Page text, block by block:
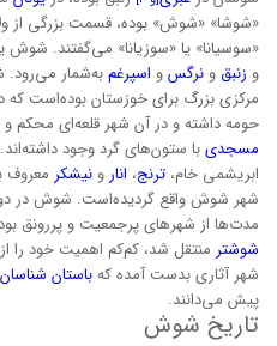
«شوشا» «شوش» بوده، قسمت بزرگی از
«سوسیانا» یا «سوزیانا» می‌گفتند. شوش
و زنبق و نرگسو اسپرغمبه‌شمار
مرکزی بزرگ برای خوزستان بوده‌است که
حومه داشته و در آن شهر قلعه‌ای محکم و
مسجدیبا ستون‌های گرد وجود
ابریشمی خام، ترنج، انار و نیشکر معروف
شهر شوش واقع گردیده‌است. شوش در
مدت‌ها از شهرهای پرجمعیت و پررونق
شوشتر منتقل شد، کم‌کم‌ اهمیت خود را
شهر آثاری بدست آمده کهباستان شناسان
پیش می‌دانند.
تاریخ شوش